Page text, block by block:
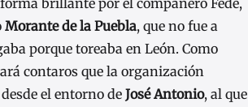
Morante de la Puebla, que no fue a
porque toreaba en León. Como
contaros que la organización
el entorno de José Antonio, al que